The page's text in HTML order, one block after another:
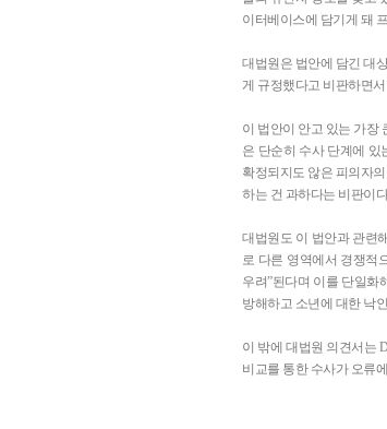
이터베이스에 담기게 돼
대법원은 법안에 담긴 대
게 규정했다고 비판하면서
이 법안이 안고 있는 가장
은 단순히 수사 단계에 있
확정되지도 않은 피의자
하는 건 과하다는 비판이
대법원도 이 법안과 관련
로 다른 영역에서 경쟁적
우려”된다며 이를 단일화
방해하고 소년에 대한 낙
이 밖에 대법원 의견서는
비교를 통한 수사가 오류